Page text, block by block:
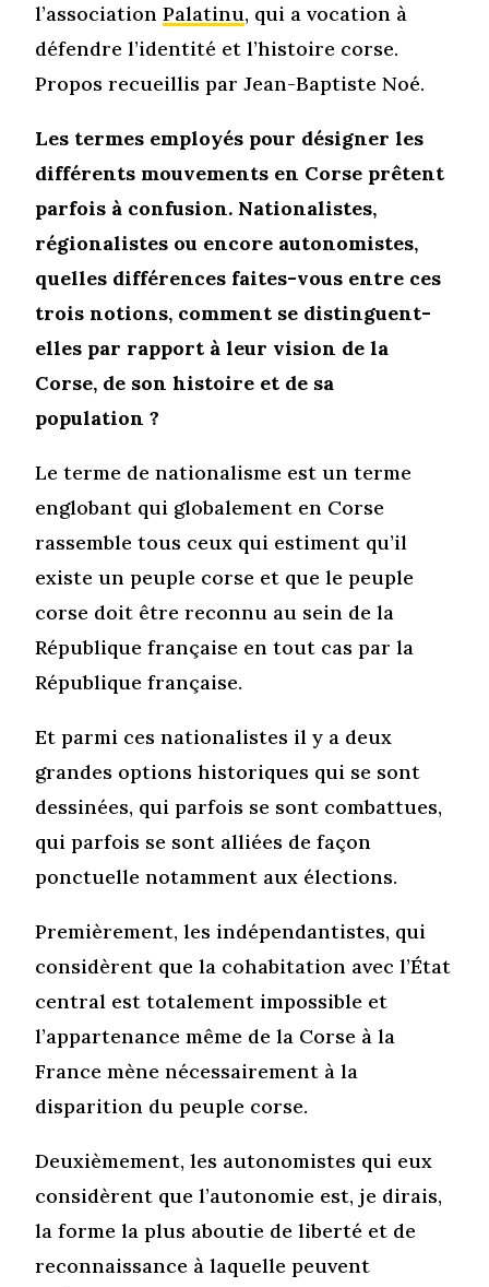
l’associationPalatinu, qui a vocation à
défendre l’identité et l’histoire corse.
Propos recueillis par Jean-Baptiste Noé.
Les termes employés pour désigner les
différents mouvements en Corse prêtent
parfois à confusion. Nationalistes,
régionalistes ou encore autonomistes,
quelles différences faites-vous entre ces
trois notions, comment se distinguent-
elles par rapport à leur vision de la
Corse, de son histoire et de sa
population ?
Le terme de nationalisme est un terme
englobant qui globalement en Corse
rassemble tous ceux qui estiment qu’il
existe un peuple corse et que le peuple
corse doit être reconnu au sein de la
République française en tout cas par la
République française.
Et parmi ces nationalistes il y a deux
grandes options historiques qui se sont
dessinées, qui parfois se sont combattues,
qui parfois se sont alliées de façon
ponctuelle notamment aux élections.
Premièrement, les indépendantistes, qui
considèrent que la cohabitation avec l’État
central est totalement impossible et
l’appartenance même de la Corse à la
France mène nécessairement à la
disparition du peuple corse.
Deuxièmement, les autonomistes qui eux
considèrent que l’autonomie est, je dirais,
la forme la plus aboutie de liberté et de
reconnaissance à laquelle peuvent